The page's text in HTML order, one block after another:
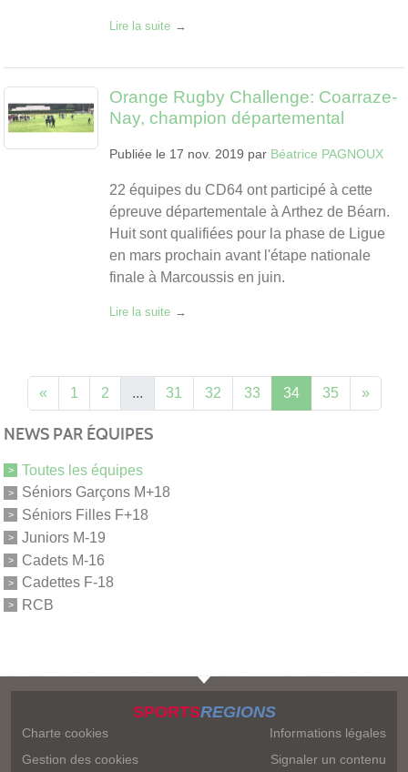
Lire la suite
Orange Rugby Challenge: Coarraze-
Nay, champion départemental
Publiée le 17 nov. 2019 par Béatrice PAGNOUX
22 équipes du CD64 ont participé à cette
épreuve départementale à Arthez de Béarn.
Huit sont qualifiées pour la phase de Ligue
en mars prochain avant l'étape nationale
finale à Marcoussis en juin.
Lire la suite
« 1 2 ... 31 32 33 34 35 »
NEWS PAR ÉQUIPES
Toutes les équipes
Séniors Garçons M+18
Séniors Filles F+18
Juniors M-19
Cadets M-16
Cadettes F-18
RCB
SPORTSREGIONS
Charte cookies
Gestion des cookies
Informations légales
Signaler un contenu